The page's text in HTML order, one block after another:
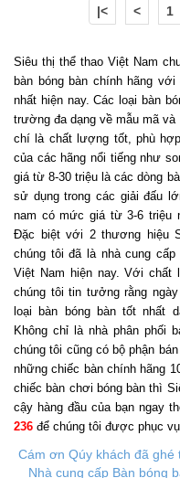
|< < 1
Siêu thị thể thao Việt Nam
bàn bóng bàn chính hãng
nhất hiện nay. Các loại bàn
trường đa dạng về mẫu mã
chí là chất lượng tốt, phù
của các hãng nổi tiếng như
giá từ 8-30 triệu là các dòng
sử dụng trong các giải đấu
nam có mức giá từ 3-6 triệu
Đặc biệt với 2 thương hiệu
chúng tôi đã là nhà cung
Việt Nam hiện nay. Với
chúng tôi tin tưởng rằng
loại bàn bóng bàn tốt nhất
Không chỉ là nhà phân phối
chúng tôi cũng có bộ phận
những chiếc bàn chính hãng
chiếc bàn chơi bóng bàn thì
cậy hàng đầu của bạn ngay
236 để chúng tôi được phục
Cám ơn Qúy khách đã ghé
Nhà cung cấp Bàn bóng